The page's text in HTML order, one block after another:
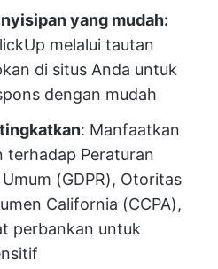
yang mudah:
melalui tautan
di situs Anda untuk
dengan mudah
: Manfaatkan
terhadap Peraturan
(GDPR), Otoritas
California (CCPA),
perbankan untuk